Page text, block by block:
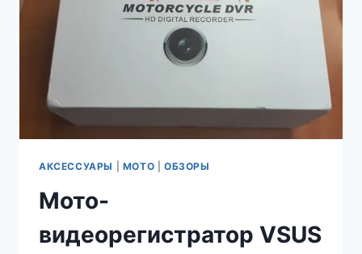
АКСЕССУАРЫ МОТО ОБЗОРЫ
Мото-
видеорегистратор VSUS